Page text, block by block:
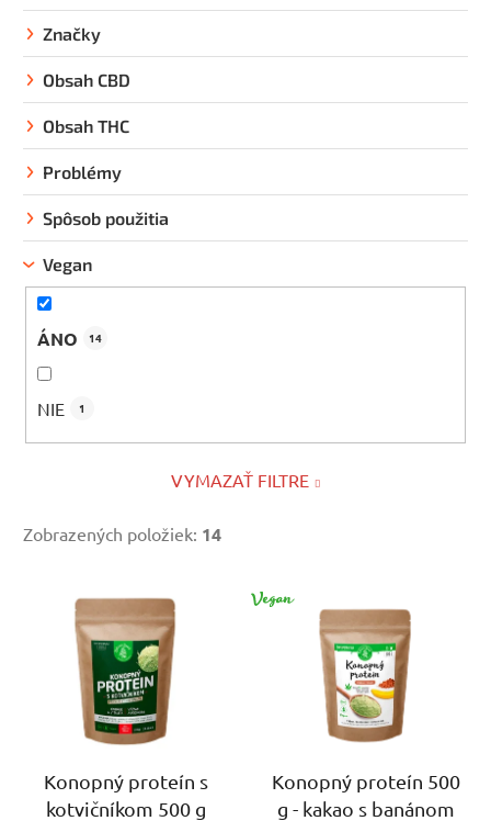
u
o
Značky
Obsah CBD
Obsah THC
Problémy
Spôsob použitia
Vegan
ÁNO 14
NIE 1
VYMAZAŤ FILTRE
Zobrazených položiek: 14
Konopný proteín s
kotvičníkom 500 g
VEGAN
Konopný proteín 500
g - kakao s banánom